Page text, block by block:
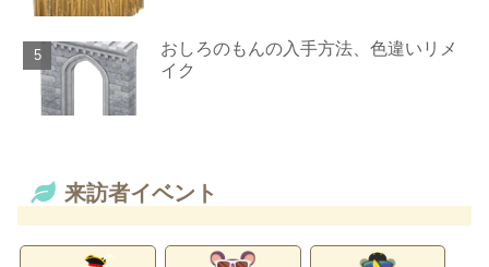
おしろのもんの入手方法、色違いリメ
イク
来訪者イベント